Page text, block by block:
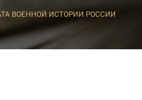
ВОЕННОЙ ИСТОРИИ РОССИИ